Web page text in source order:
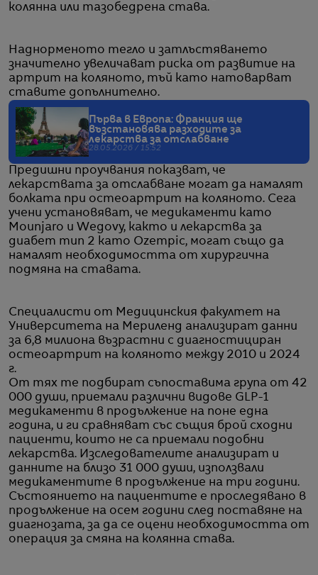
колянна или тазобедрена става.
Наднорменото тегло и затлъстяването
значително увеличават риска от развитие на
артрит на коляното, тъй като натоварват
ставите допълнително.
Първа в Европа: Франция ще
възстановява разходите за
лекарства за отслабване
28.05.2026 / 15:52
Предишни проучвания показват, че
лекарствата за отслабване могат да намалят
болката при остеоартрит на коляното. Сега
учени установяват, че медикаменти като
Mounjaro и Wegovy, както и лекарства за
диабет тип 2 като Ozempic, могат също да
намалят необходимостта от хирургична
подмяна на ставата.
Специалисти от Медицинския факултет на
Университета на Мериленд анализират данни
за 6,8 милиона възрастни с диагностициран
остеоартрит на коляното между 2010 и 2024
г.
От тях те подбират съпоставима група от 42
000 души, приемали различни видове GLP-1
медикаменти в продължение на поне една
година, и ги сравняват със същия брой сходни
пациенти, които не са приемали подобни
лекарства. Изследователите анализират и
данните на близо 31 000 души, използвали
медикаментите в продължение на три години.
Състоянието на пациентите е проследявано в
продължение на осем години след поставяне на
диагнозата, за да се оцени необходимостта от
операция за смяна на колянна става.